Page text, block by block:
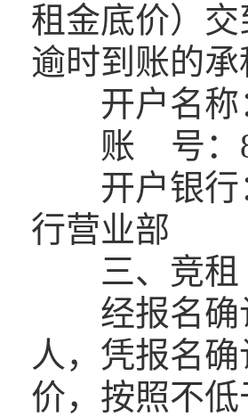
租金底价）
逾时到账的
开户名称
账 号：
开户银行：
行营业部
三、竞租
经报名确认
人，凭报名
价，按照不